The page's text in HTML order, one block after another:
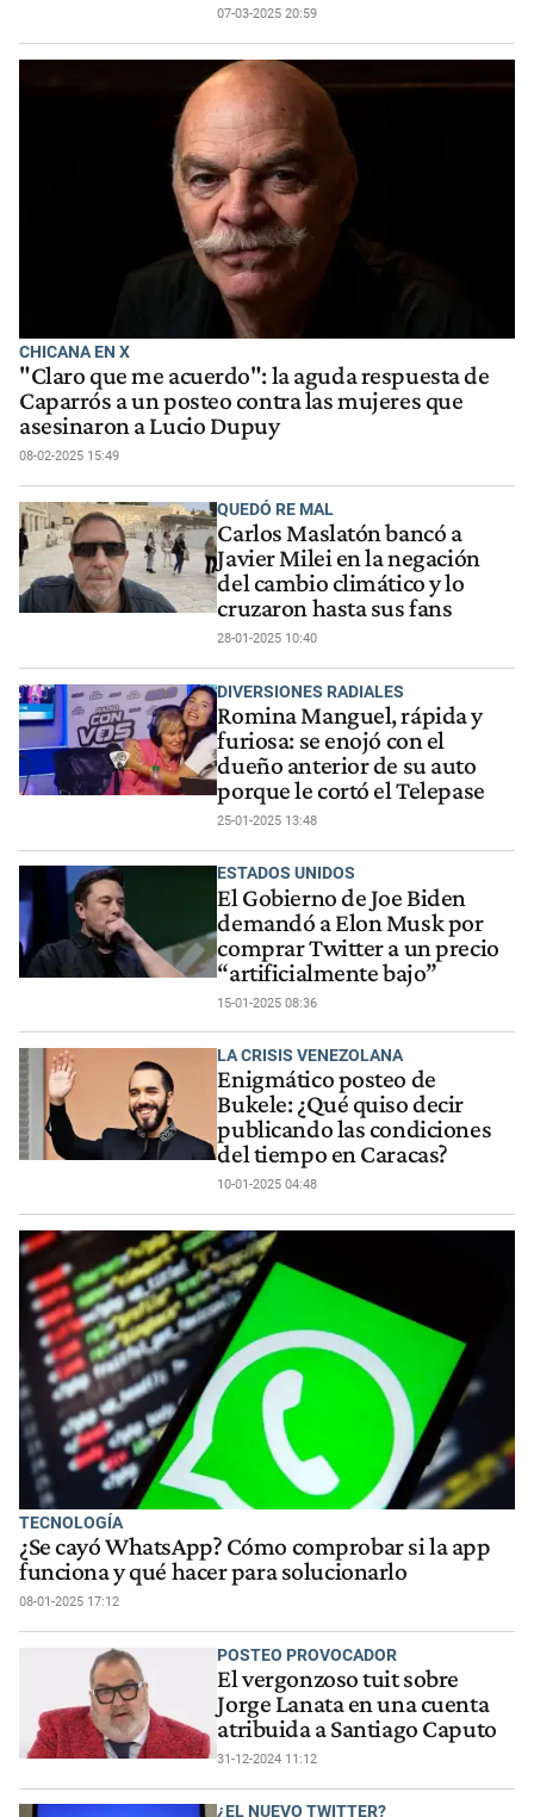
07-03-2025 20:59
CHICANA EN X
"Claro que me acuerdo": la aguda respuesta de
Caparrós a un posteo contra las mujeres que
asesinaron a Lucio Dupuy
08-02-2025 15:49
QUEDÓ RE MAL
Carlos Maslatón bancó a
Javier Milei en la negación
del cambio climático y lo
cruzaron hasta sus fans
28-01-2025 10:40
DIVERSIONES RADIALES
Romina Manguel, rápida y
furiosa: se enojó con el
dueño anterior de su auto
porque le cortó el Telepase
25-01-2025 13:48
ESTADOS UNIDOS
El Gobierno de Joe Biden
demandó a Elon Musk por
comprar Twitter a un precio
“artificialmente bajo”
15-01-2025 08:36
LA CRISIS VENEZOLANA
Enigmático posteo de
Bukele: ¿Qué quiso decir
publicando las condiciones
del tiempo en Caracas?
10-01-2025 04:48
TECNOLOGÍA
¿Se cayó WhatsApp? Cómo comprobar si la app
funciona y qué hacer para solucionarlo
08-01-2025 17:12
POSTEO PROVOCADOR
El vergonzoso tuit sobre
Jorge Lanata en una cuenta
atribuida a Santiago Caputo
31-12-2024 11:12
¿EL NUEVO TWITTER?